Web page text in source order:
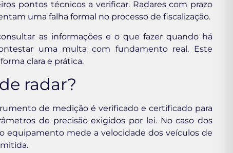
pontos técnicos a verificar. Radares com prazo
uma falha formal no processo de fiscalização.
as informações e o que fazer quando há
uma multa com fundamento real. Este
clara e prática.
radar?
de medição é verificado e certificado para
de precisão exigidos por lei. No caso dos
equipamento mede a velocidade dos veículos de